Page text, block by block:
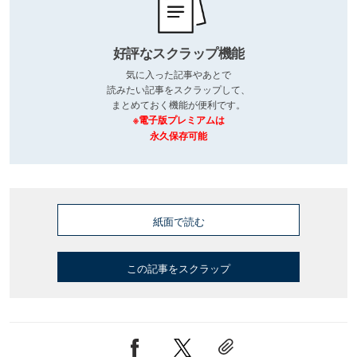
好評なスクラップ機能
気に入った記事やあとで
読みたい記事をスクラップして、
まとめておく機能が便利です。
※電子版プレミアムは
永久保存可能
紙面で読む
この記事をスクラップ